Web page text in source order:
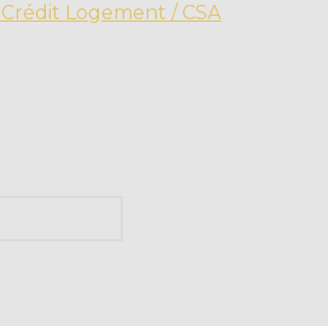
Crédit Logement / CSA